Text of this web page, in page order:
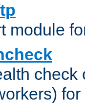
module
check
for